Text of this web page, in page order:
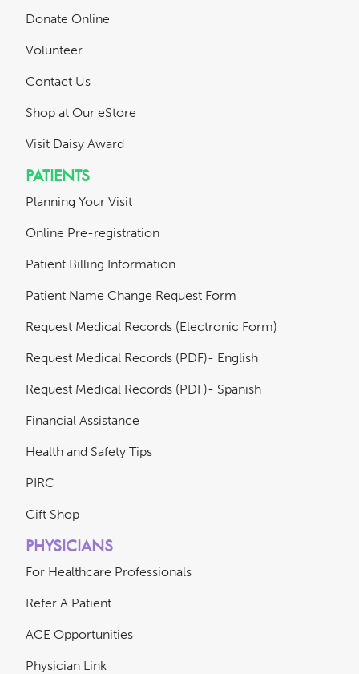
Donate Online
Volunteer
Contact Us
Shop at Our eStore
Visit Daisy Award
PATIENTS
Planning Your Visit
Online Pre-registration
Patient Billing Information
Patient Name Change Request Form
Request Medical Records (Electronic Form)
Request Medical Records (PDF)- English
Request Medical Records (PDF)- Spanish
Financial Assistance
Health and Safety Tips
PIRC
Gift Shop
PHYSICIANS
For Healthcare Professionals
Refer A Patient
ACE Opportunities
Physician Link